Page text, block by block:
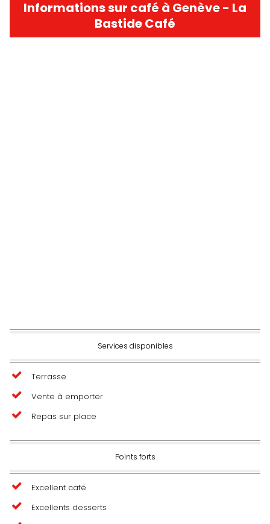
Informations sur café à Genève - La
Bastide Café
Services disponibles
Terrasse
Vente à emporter
Repas sur place
Points forts
Excellent café
Excellents desserts